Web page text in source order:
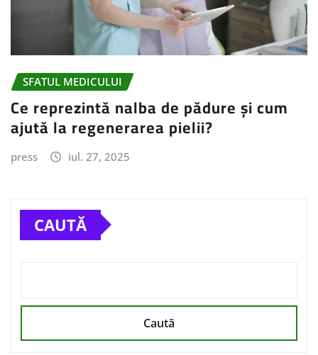
SFATUL MEDICULUI
Ce reprezintă nalba de pădure și cum
ajută la regenerarea pielii?
press iul. 27, 2025
CAUTĂ
Caută